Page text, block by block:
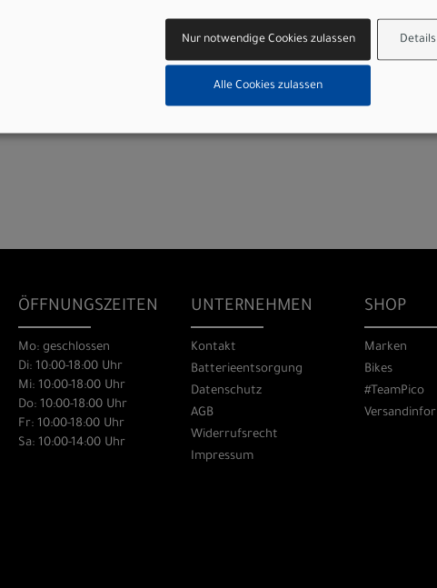
ÖFFNUNGSZEITEN
Mo: geschlossen
Di: 10:00-18:00 Uhr
Mi: 10:00-18:00 Uhr
Do: 10:00-18:00 Uhr
Fr: 10:00-18:00 Uhr
Sa: 10:00-14:00 Uhr
UNTERNEHMEN
Kontakt
Batterieentsorgung
Datenschutz
AGB
Widerrufsrecht
Impressum
SHOP
Marken
Bikes
#TeamPico
Details
Nur notwendige Cookies zulassen
Alle Cookies zulassen